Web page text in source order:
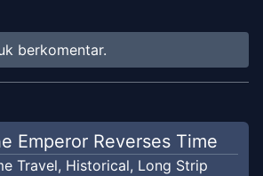
Jan 17, 2021
Jan 17, 2021
berkomentar.
Emperor Reverses Time
Travel, Historical, Long Strip